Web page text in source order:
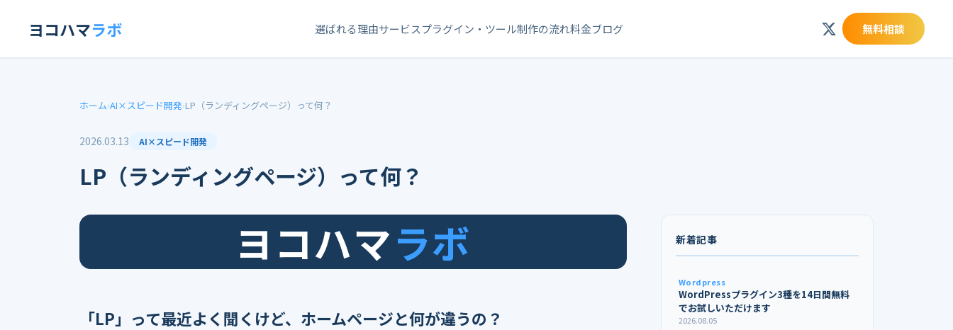
ヨコハマラボ 選ばれる理由サービスプラグイン・ツール制作の流れ料金ブログ 無料相談
ホーム›AI×スピード開発›LP（ランディングページ）って何？
2026.03.13 AI×スピード開発
LP（ランディングページ）って何？
ヨコハマラボ
「LP」って最近よく聞くけど、ホームページと何が違うの？
新着記事
Wordpress
WordPressプラグイン3種を14日間無料
でお試しいただけます
2026.08.05